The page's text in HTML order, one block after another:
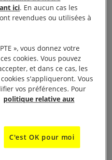
si longtemps pour que la
ici. En aucun cas les
revendues ou utilisées à
», vous donnez votre
cookies. Vous pouvez
et dans ce cas, les
s'appliqueront. Vous
vos préférences. Pour
politique relative aux
C'est OK pour moi